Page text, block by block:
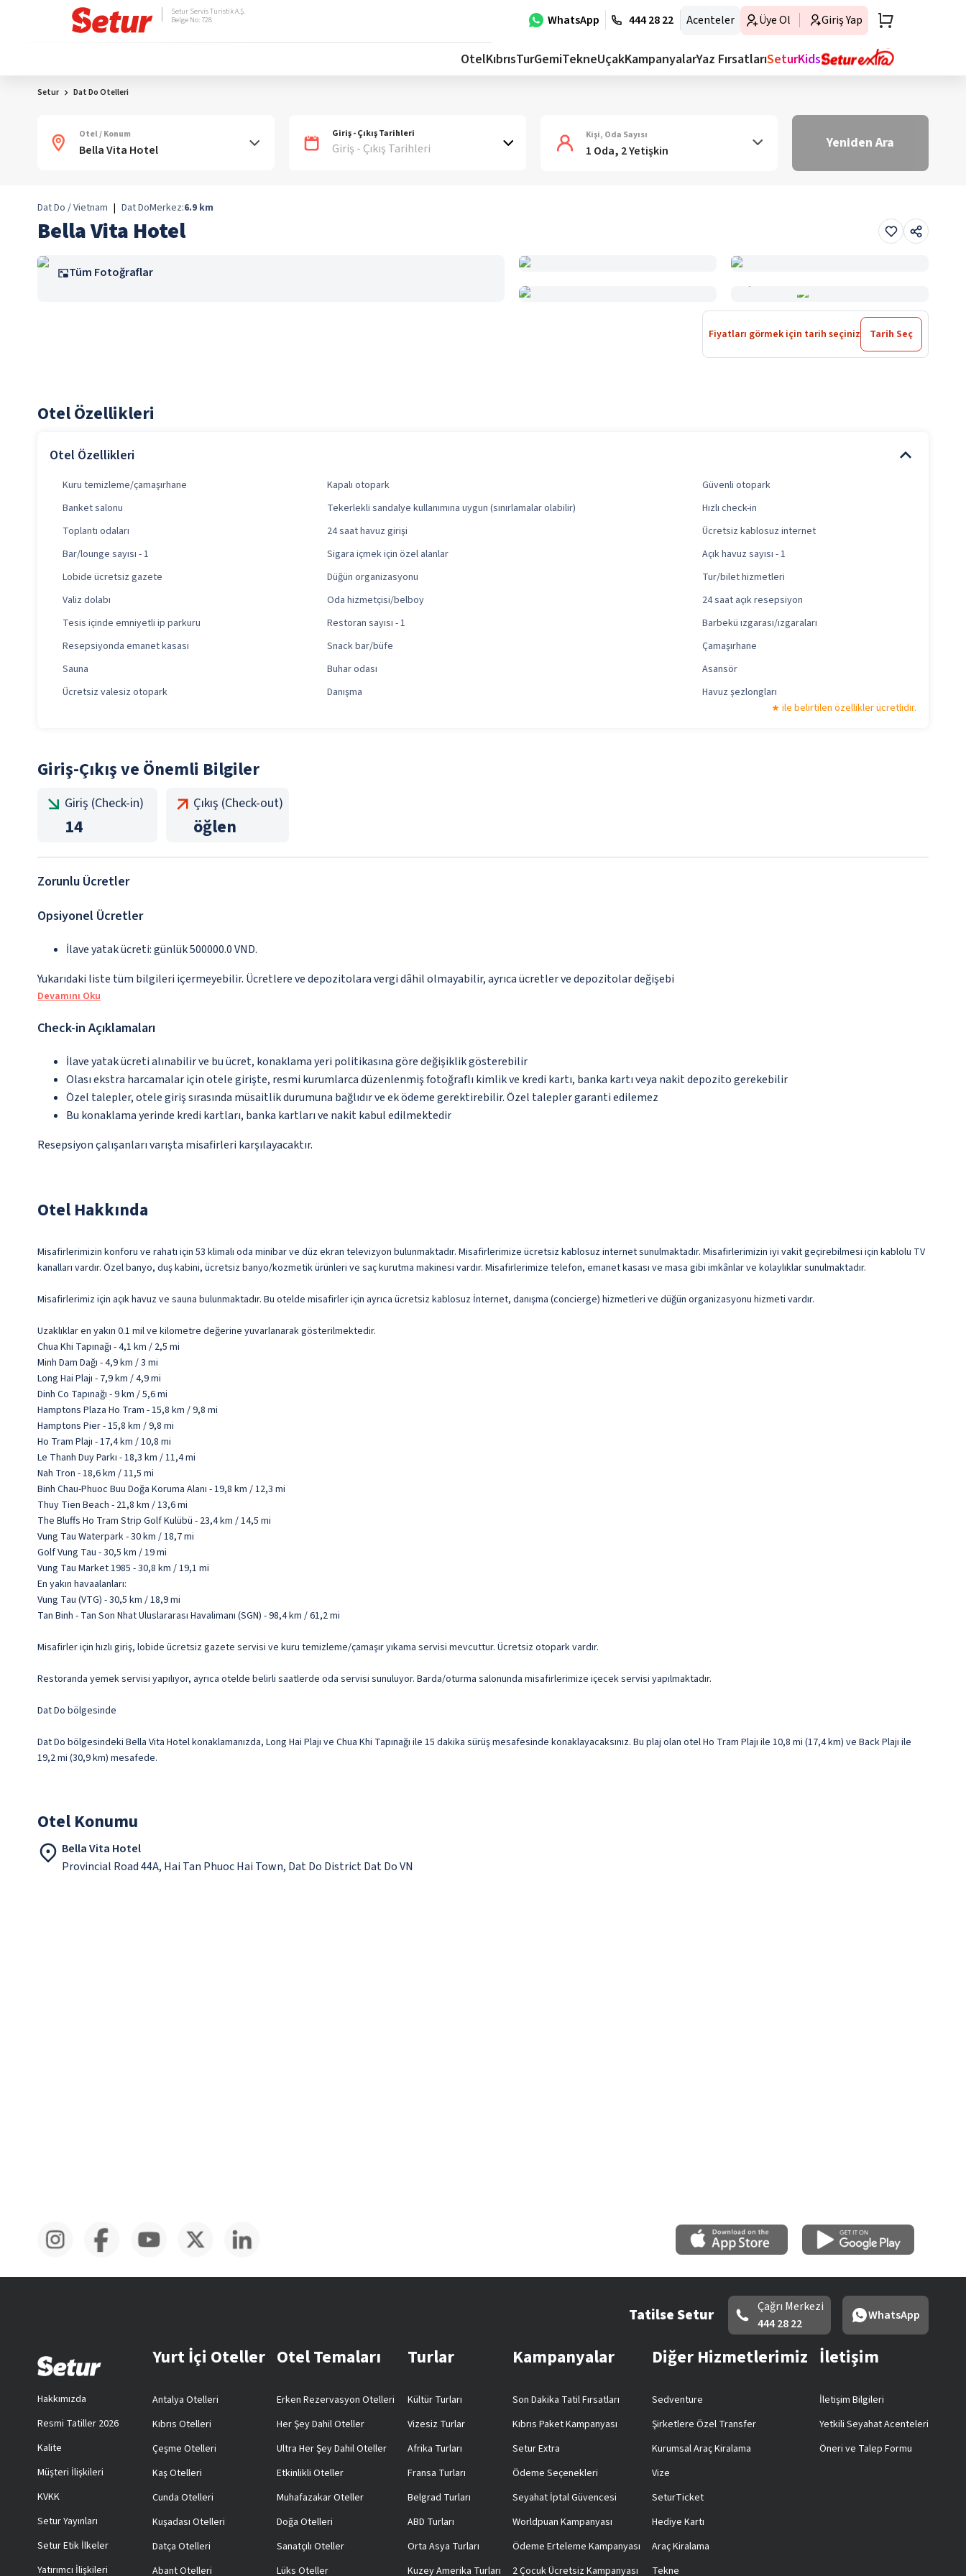
WhatsApp 444 28 22 Acenteler Üye Ol Giriş Yap
Setur Servis Turistik A.Ş.
Belge No: 728
OtelKıbrısTurGemiTekneUçakKampanyalarYaz FırsatlarıSeturKids
Setur Dat Do Otelleri
Otel / Konum Giriş - Çıkış Tarihleri
Giriş - Çıkış Tarihleri
Kişi, Oda Sayısı
1 Oda, 2 Yetişkin Yeniden Ara
Dat Do / Vietnam | Dat DoMerkez:6.9 km
Bella Vita Hotel
Tüm Fotoğraflar
Fiyatları görmek için tarih seçiniz Tarih Seç
Otel Özellikleri
Otel Özellikleri
Kuru temizleme/çamaşırhane Kapalı otopark
Güvenli otopark
Banket salonu
Tekerlekli sandalye kullanımına uygun (sınırlamalar olabilir)
Hızlı check-in
Toplantı odaları
24 saat havuz girişi
Ücretsiz kablosuz internet
Bar/lounge sayısı - 1
Sigara içmek için özel alanlar
Açık havuz sayısı - 1
Lobide ücretsiz gazete
Düğün organizasyonu
Tur/bilet hizmetleri
Valiz dolabı
Oda hizmetçisi/belboy
24 saat açık resepsiyon
Tesis içinde emniyetli ip parkuru
Restoran sayısı - 1
Barbekü ızgarası/ızgaraları
Resepsiyonda emanet kasası
Snack bar/büfe
Çamaşırhane
Sauna
Buhar odası
Asansör
Ücretsiz valesiz otopark
Danışma
Havuz şezlongları
ile belirtilen özellikler ücretlidir.
Giriş-Çıkış ve Önemli Bilgiler
Giriş (Check-in)
14
Çıkış (Check-out)
öğlen
Zorunlu Ücretler
Opsiyonel Ücretler
İlave yatak ücreti: günlük 500000.0 VND.
Yukarıdaki liste tüm bilgileri içermeyebilir. Ücretlere ve depozitolara vergi dâhil olmayabilir, ayrıca ücretler ve depozitolar değişebi
Devamını Oku
Check-in Açıklamaları
İlave yatak ücreti alınabilir ve bu ücret, konaklama yeri politikasına göre değişiklik gösterebilir
Olası ekstra harcamalar için otele girişte, resmi kurumlarca düzenlenmiş fotoğraflı kimlik ve kredi kartı, banka kartı veya nakit depozito gerekebilir
Özel talepler, otele giriş sırasında müsaitlik durumuna bağlıdır ve ek ödeme gerektirebilir. Özel talepler garanti edilemez
Bu konaklama yerinde kredi kartları, banka kartları ve nakit kabul edilmektedir
Resepsiyon çalışanları varışta misafirleri karşılayacaktır.
Otel Hakkında
Misafirlerimizin konforu ve rahatı için 53 klimalı oda minibar ve düz ekran televizyon bulunmaktadır. Misafirlerimize ücretsiz kablosuz internet sunulmaktadır. Misafirlerimizin iyi vakit geçirebilmesi için kablolu TV
kanalları vardır. Özel banyo, duş kabini, ücretsiz banyo/kozmetik ürünleri ve saç kurutma makinesi vardır. Misafirlerimize telefon, emanet kasası ve masa gibi imkânlar ve kolaylıklar sunulmaktadır.
Misafirlerimiz için açık havuz ve sauna bulunmaktadır. Bu otelde misafirler için ayrıca ücretsiz kablosuz İnternet, danışma (concierge) hizmetleri ve düğün organizasyonu hizmeti vardır.
Uzaklıklar en yakın 0.1 mil ve kilometre değerine yuvarlanarak gösterilmektedir.
Chua Khi Tapınağı - 4,1 km / 2,5 mi
Minh Dam Dağı - 4,9 km / 3 mi
Long Hai Plajı - 7,9 km / 4,9 mi
Dinh Co Tapınağı - 9 km / 5,6 mi
Hamptons Plaza Ho Tram - 15,8 km / 9,8 mi
Hamptons Pier - 15,8 km / 9,8 mi
Ho Tram Plajı - 17,4 km / 10,8 mi
Le Thanh Duy Parkı - 18,3 km / 11,4 mi
Nah Tron - 18,6 km / 11,5 mi
Binh Chau-Phuoc Buu Doğa Koruma Alanı - 19,8 km / 12,3 mi
Thuy Tien Beach - 21,8 km / 13,6 mi
The Bluffs Ho Tram Strip Golf Kulübü - 23,4 km / 14,5 mi
Vung Tau Waterpark - 30 km / 18,7 mi
Golf Vung Tau - 30,5 km / 19 mi
Vung Tau Market 1985 - 30,8 km / 19,1 mi
En yakın havaalanları:
Vung Tau (VTG) - 30,5 km / 18,9 mi
Tan Binh - Tan Son Nhat Uluslararası Havalimanı (SGN) - 98,4 km / 61,2 mi
Misafirler için hızlı giriş, lobide ücretsiz gazete servisi ve kuru temizleme/çamaşır yıkama servisi mevcuttur. Ücretsiz otopark vardır.
Restoranda yemek servisi yapılıyor, ayrıca otelde belirli saatlerde oda servisi sunuluyor. Barda/oturma salonunda misafirlerimize içecek servisi yapılmaktadır.
Dat Do bölgesinde
Dat Do bölgesindeki Bella Vita Hotel konaklamanızda, Long Hai Plajı ve Chua Khi Tapınağı ile 15 dakika sürüş mesafesinde konaklayacaksınız. Bu plaj olan otel Ho Tram Plajı ile 10,8 mi (17,4 km) ve Back Plajı ile
19,2 mi (30,9 km) mesafede.
Otel Konumu
Bella Vita Hotel
Provincial Road 44A, Hai Tan Phuoc Hai Town, Dat Do District Dat Do VN
Tatilse Setur
Çağrı Merkezi
444 28 22
WhatsApp
Hakkımızda
Resmi Tatiller 2026
Kalite
Müşteri İlişkileri
KVKK
Setur Yayınları
Setur Etik İlkeler
Yatırımcı İlişkileri
Yurt İçi Oteller
Antalya Otelleri
Kıbrıs Otelleri
Çeşme Otelleri
Kaş Otelleri
Cunda Otelleri
Kuşadası Otelleri
Datça Otelleri
Abant Otelleri
Otel Temaları
Erken Rezervasyon Otelleri
Her Şey Dahil Oteller
Ultra Her Şey Dahil Oteller
Etkinlikli Oteller
Muhafazakar Oteller
Doğa Otelleri
Sanatçılı Oteller
Lüks Oteller
Turlar
Kültür Turları
Vizesiz Turlar
Afrika Turları
Fransa Turları
Belgrad Turları
ABD Turları
Orta Asya Turları
Kuzey Amerika Turları
Kampanyalar
Son Dakika Tatil Fırsatları
Kıbrıs Paket Kampanyası
Setur Extra
Ödeme Seçenekleri
Seyahat İptal Güvencesi
Worldpuan Kampanyası
Ödeme Erteleme Kampanyası
2 Çocuk Ücretsiz Kampanyası
Diğer Hizmetlerimiz
Sedventure
Şirketlere Özel Transfer
Kurumsal Araç Kiralama
Vize
SeturTicket
Hediye Kartı
Araç Kiralama
Tekne
İletişim
İletişim Bilgileri
Yetkili Seyahat Acenteleri
Öneri ve Talep Formu